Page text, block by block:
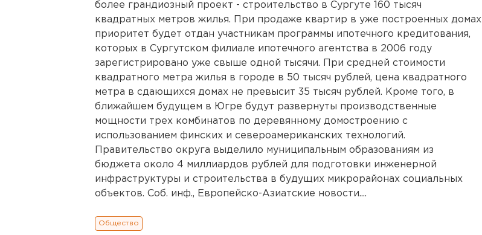
более грандиозный проект - строительство в Сургуте 160 тысяч
квадратных метров жилья. При продаже квартир в уже построенных домах
приоритет будет отдан участникам программы ипотечного кредитования,
которых в Сургутском филиале ипотечного агентства в 2006 году
зарегистрировано уже свыше одной тысячи. При средней стоимости
квадратного метра жилья в городе в 50 тысяч рублей, цена квадратного
метра в сдающихся домах не превысит 35 тысяч рублей. Кроме того, в
ближайшем будущем в Югре будут развернуты производственные
мощности трех комбинатов по деревянному домостроению с
использованием финских и североамериканских технологий.
Правительство округа выделило муниципальным образованиям из
бюджета около 4 миллиардов рублей для подготовки инженерной
инфраструктуры и строительства в будущих микрорайонах социальных
объектов. Соб. инф., Европейско-Азиатские новости....
Общество